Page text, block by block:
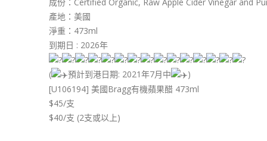
產地：美國
淨重：473ml
到期日 : 2026年
( 預計到港日期: 2021年7月中
)
[U106194] 美國Bragg有機蘋果醋 473ml
$45/支
$40/支 (2支或以上)